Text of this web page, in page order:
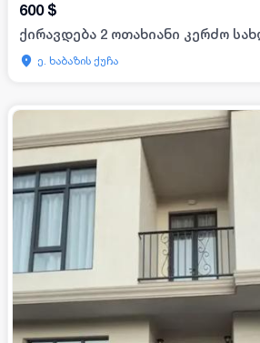
600 $
ქირავდება 2 ოთახიანი კერძო
ე. ხაბაზის ქუჩა